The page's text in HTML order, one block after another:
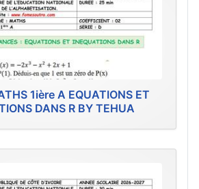
1ière A EQUATIONS ET
DANS R BY TEHUA